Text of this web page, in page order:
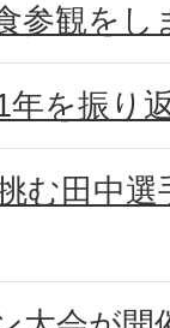
参観をし
を振り
む田中